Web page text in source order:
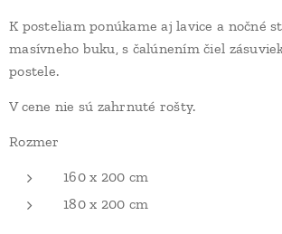
K posteliam ponúkame aj lavice a nočné
masívneho buku, s čalúnením čiel
postele.
V cene nie sú zahrnuté rošty.
Rozmer
160 x 200 cm
180 x 200 cm